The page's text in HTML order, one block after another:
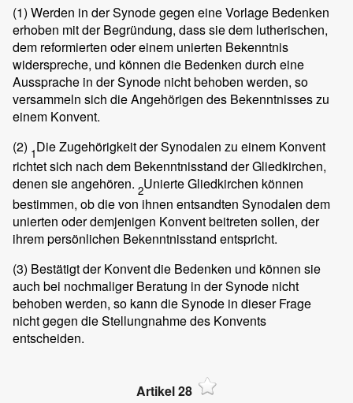
(1) Werden in der Synode gegen eine Vorlage Bedenken
erhoben mit der Begründung, dass sie dem lutherischen,
dem reformierten oder einem unierten Bekenntnis
widerspreche, und können die Bedenken durch eine
Aussprache in der Synode nicht behoben werden, so
versammeln sich die Angehörigen des Bekenntnisses zu
einem Konvent.
(2) 1Die Zugehörigkeit der Synodalen zu einem Konvent
richtet sich nach dem Bekenntnisstand der Gliedkirchen,
denen sie angehören. 2Unierte Gliedkirchen können
bestimmen, ob die von ihnen entsandten Synodalen dem
unierten oder demjenigen Konvent beitreten sollen, der
ihrem persönlichen Bekenntnisstand entspricht.
(3) Bestätigt der Konvent die Bedenken und können sie
auch bei nochmaliger Beratung in der Synode nicht
behoben werden, so kann die Synode in dieser Frage
nicht gegen die Stellungnahme des Konvents
entscheiden.
Artikel 28